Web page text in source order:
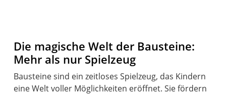
Die magische Welt der Bausteine:
Mehr als nur Spielzeug
Bausteine sind ein zeitloses Spielzeug, das Kindern
eine Welt voller Möglichkeiten eröffnet. Sie fördern